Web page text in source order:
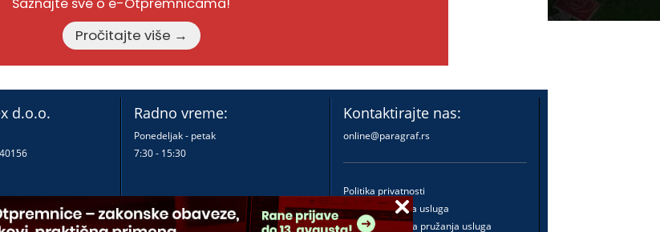
Saznajte sve o e-Otpremnicama!
Pročitajte više →
d.o.o.
23
Radno vreme:
Ponedeljak - petak
7:30 - 15:30
Kontaktirajte nas:
online@paragraf.rs
Politika privatnosti
Politika pružanja usluga
Praktična pravila pružanja usluga